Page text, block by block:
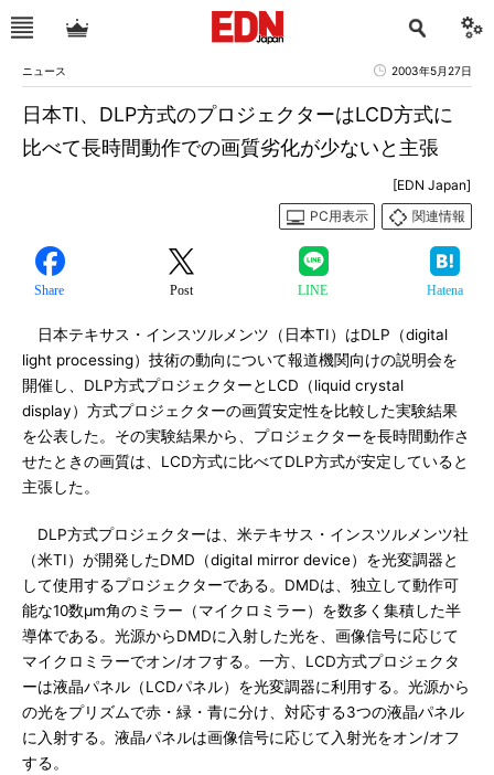
ニュース 2003年5月27日
日本TI、DLP方式のプロジェクターはLCD方式に
比べて長時間動作での画質劣化が少ないと主張
[EDN Japan]
PC用表示
関連情報
Share Post LINE Hatena
日本テキサス・インスツルメンツ（日本TI）はDLP（digital
light processing）技術の動向について報道機関向けの説明会を
開催し、DLP方式プロジェクターとLCD（liquid crystal
display）方式プロジェクターの画質安定性を比較した実験結果
を公表した。その実験結果から、プロジェクターを長時間動作さ
せたときの画質は、LCD方式に比べてDLP方式が安定していると
主張した。
DLP方式プロジェクターは、米テキサス・インスツルメンツ社
（米TI）が開発したDMD（digital mirror device）を光変調器と
して使用するプロジェクターである。DMDは、独立して動作可
能な10数μm角のミラー（マイクロミラー）を数多く集積した半
導体である。光源からDMDに入射した光を、画像信号に応じて
マイクロミラーでオン/オフする。一方、LCD方式プロジェクタ
ーは液晶パネル（LCDパネル）を光変調器に利用する。光源から
の光をプリズムで赤・緑・青に分け、対応する3つの液晶パネル
に入射する。液晶パネルは画像信号に応じて入射光をオン/オフ
する。